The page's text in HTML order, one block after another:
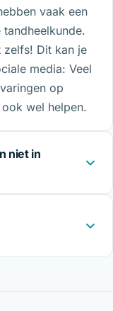
vaak een
Dit kan je
media: Veel
op
wel helpen.
niet in